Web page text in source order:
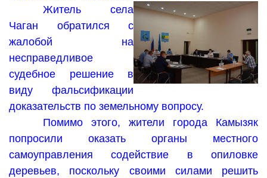
Житель села
Чаган обратился с
жалобой на
несправедливое
судебное решение в
виду фальсификации
доказательств по земельному вопросу.
Помимо этого, жители города Камызяк
попросили оказать органы местного
самоуправления содействие в опиловке
деревьев, поскольку своими силами решить